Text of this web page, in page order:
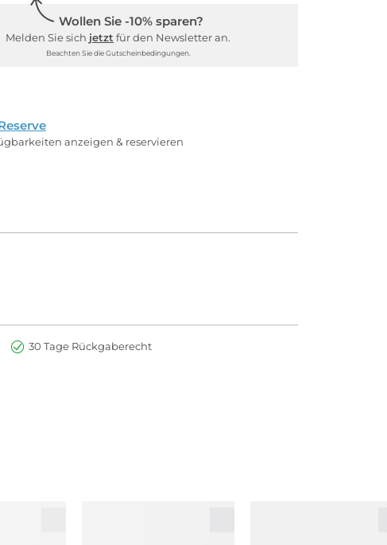
Wollen Sie -10% sparen?
Melden Sie sich jetzt für den Newsletter an.
Beachten Sie die Gutscheinbedingungen.
anzeigen & reservieren
30 Tage Rückgaberecht